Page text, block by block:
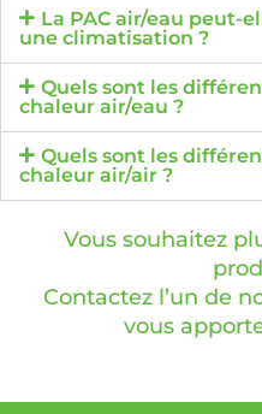
La PAC air/eau peut-
une climatisation ?
Quels sont les
chaleur air/eau ?
Quels sont les
chaleur air/air ?
Vous souhaitez
Contactez l’un de
vous